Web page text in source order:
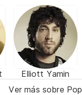
Elliott Yamin
Ver más sobre Pop